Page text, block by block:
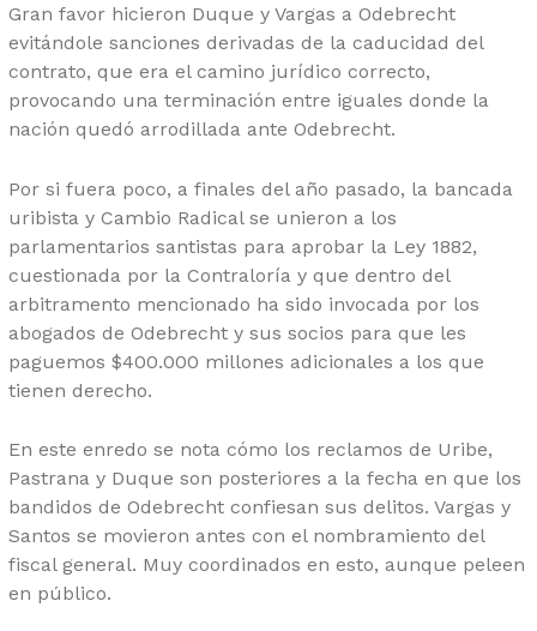
Gran favor hicieron Duque y Vargas a Odebrecht
evitándole sanciones derivadas de la caducidad del
contrato, que era el camino jurídico correcto,
provocando una terminación entre iguales donde la
nación quedó arrodillada ante Odebrecht.
Por si fuera poco, a finales del año pasado, la bancada
uribista y Cambio Radical se unieron a los
parlamentarios santistas para aprobar la Ley 1882,
cuestionada por la Contraloría y que dentro del
arbitramento mencionado ha sido invocada por los
abogados de Odebrecht y sus socios para que les
paguemos $400.000 millones adicionales a los que
tienen derecho.
En este enredo se nota cómo los reclamos de Uribe,
Pastrana y Duque son posteriores a la fecha en que los
bandidos de Odebrecht confiesan sus delitos. Vargas y
Santos se movieron antes con el nombramiento del
fiscal general. Muy coordinados en esto, aunque peleen
en público.